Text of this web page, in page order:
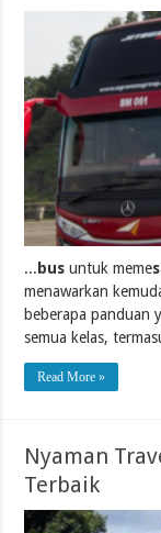
...bus untuk meme
menawarkan
beberapa panduan
semua kelas,
Read More »
Nyaman
Terbaik